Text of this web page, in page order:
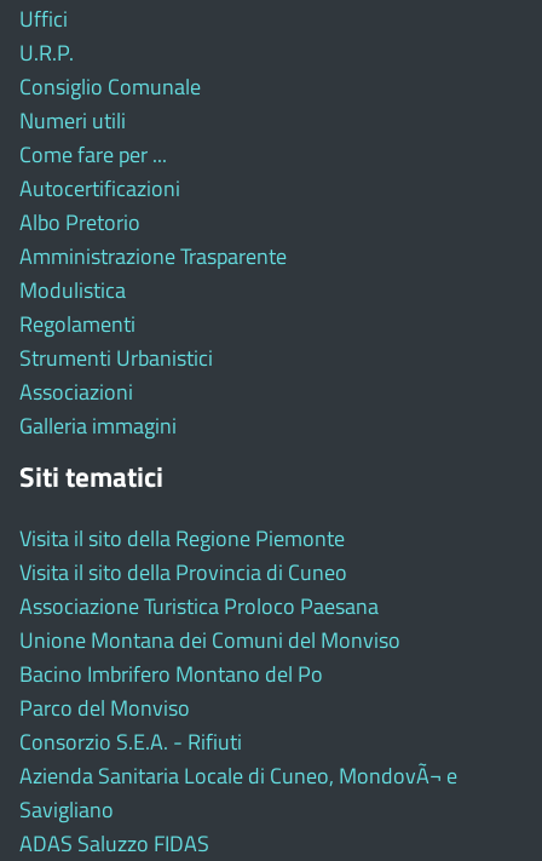
Uffici
U.R.P.
Consiglio Comunale
Numeri utili
Come fare per ...
Autocertificazioni
Albo Pretorio
Amministrazione Trasparente
Modulistica
Regolamenti
Strumenti Urbanistici
Associazioni
Galleria immagini
Siti tematici
Visita il sito della Regione Piemonte
Visita il sito della Provincia di Cuneo
Associazione Turistica Proloco Paesana
Unione Montana dei Comuni del Monviso
Bacino Imbrifero Montano del Po
Parco del Monviso
Consorzio S.E.A. - Rifiuti
Azienda Sanitaria Locale di Cuneo, MondovÃ¬ e
Savigliano
ADAS Saluzzo FIDAS